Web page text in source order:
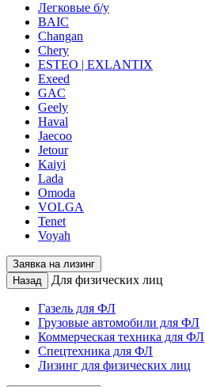
Легковые б/у
BAIC
Changan
Chery
ESTEO | EXLANTIX
Exeed
GAC
Geely
Haval
Jaecoo
Jetour
Kaiyi
Lada
Omoda
VOLGA
Tenet
Voyah
Заявка на лизинг
Назад
Для физических лиц
Газель для ФЛ
Грузовые автомобили для ФЛ
Коммерческая техника для ФЛ
Спецтехника для ФЛ
Лизинг для физических лиц